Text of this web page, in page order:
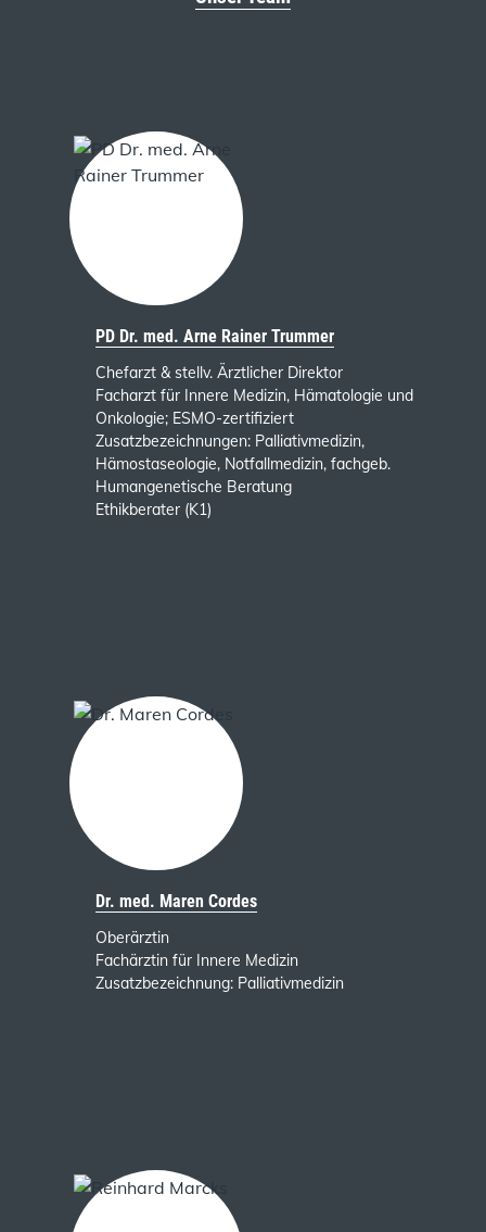
PD Dr. med. Arne Rainer Trummer
Chefarzt & stellv. Ärztlicher Direktor
Facharzt für Innere Medizin, Hämatologie und
Onkologie; ESMO-zertifiziert
Zusatzbezeichnungen: Palliativmedizin,
Hämostaseologie, Notfallmedizin, fachgeb.
Humangenetische Beratung
Ethikberater (K1)
Dr. med. Maren Cordes
Oberärztin
Fachärztin für Innere Medizin
Zusatzbezeichnung: Palliativmedizin